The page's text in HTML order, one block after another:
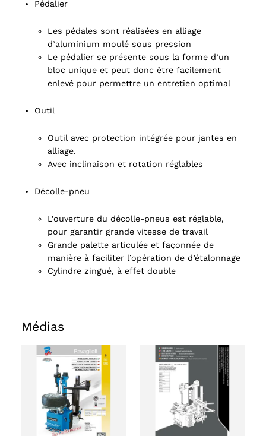
Pédalier
Les pédales sont réalisées en alliage
d’aluminium moulé sous pression
Le pédalier se présente sous la forme d’un
bloc unique et peut donc être facilement
enlevé pour permettre un entretien optimal
Outil
Outil avec protection intégrée pour jantes en
alliage.
Avec inclinaison et rotation réglables
Décolle-pneu
L’ouverture du décolle-pneus est réglable,
pour garantir grande vitesse de travail
Grande palette articulée et façonnée de
manière à faciliter l’opération de d’étalonnage
Cylindre zingué, à effet double
Médias